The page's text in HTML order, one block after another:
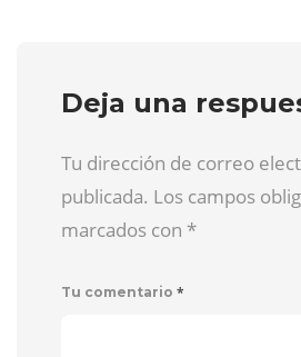
Deja una
Tu dirección de correo
publicada. Los campos
marcados con *
Tu comentario *